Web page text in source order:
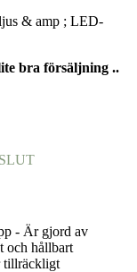
& amp ; LED-
bra försäljning ..
- Är gjord av
och hållbart
tillräckligt